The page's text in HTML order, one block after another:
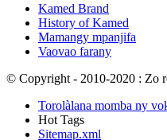
Kamed Brand
History of Kamed
Mamangy mpanjifa
Vaovao farany
© Copyright - 2010-2020 : Zo
Torolàlana momba ny
Hot Tags
Sitemap.xml